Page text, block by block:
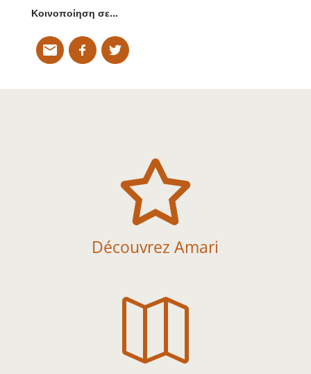
Κοινοποίηση σε…

Découvrez Amari
